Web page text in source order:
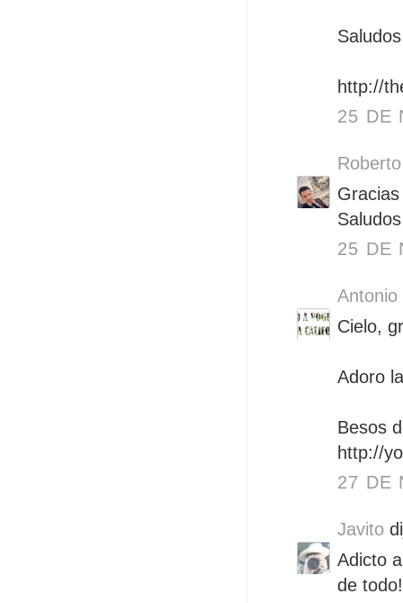
Saludos
http://
25 DE
Saludos
25 DE
Antonio
Cielo,
Adoro
Besos
http://
27 DE
Javito
Adicto
de